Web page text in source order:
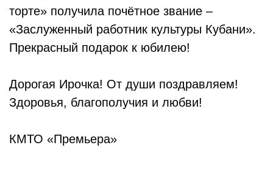
торте» получила почётное звание –
«Заслуженный работник культуры Кубани».
Прекрасный подарок к юбилею!
Дорогая Ирочка! От души поздравляем!
Здоровья, благополучия и любви!
КМТО «Премьера»